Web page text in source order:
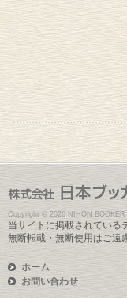
Copyright © 2026 NIHON
当サイトに掲載されている
無断転載・無断使用はご遠
ホーム
お問い合わせ